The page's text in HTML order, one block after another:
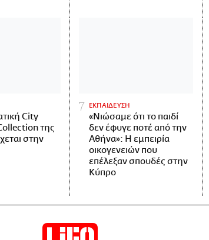
City
της
στην
ΕΚΠΑΙΔΕΥΣΗ
«Νιώσαμε ότι το παιδί
δεν έφυγε ποτέ από την
Αθήνα»: Η εμπειρία
οικογενειών που
επέλεξαν σπουδές στην
Κύπρο